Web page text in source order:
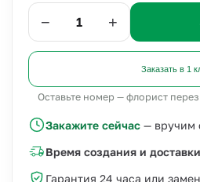
− +
Заказать в 1
Оставьте номер — флорист
Закажите сейчас — вручим
Время создания и
Гарантия 24 часа или